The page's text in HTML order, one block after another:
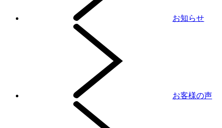
お知らせ
お客様の声